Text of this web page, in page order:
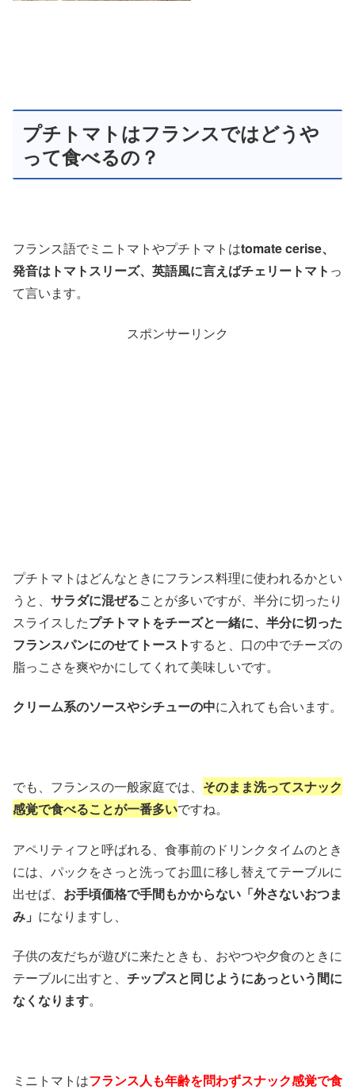
プチトマトはフランスではどうや
って食べるの？
フランス語でミニトマトやプチトマトはtomate cerise、
発音はトマトスリーズ、英語風に言えばチェリートマト っ
て言います。
スポンサーリンク
プチトマトはどんなときにフランス料理に使われるかとい
うと、 サラダに混ぜることが多いですが、半分に切ったり
スライスしたプチトマトをチーズと一緒に、半分に切った
フランスパンにのせてトーストすると、口の中でチーズの
脂っこさを爽やかにしてくれて美味しいです。
クリーム系のソースやシチューの中に入れても合います。
でも、フランスの一般家庭では、 そのまま洗ってスナック
感覚で食べることが一番多いですね。
アペリティフと呼ばれる、食事前のドリンクタイムのとき
には、パックをさっと洗ってお皿に移し替えてテーブルに
出せば、 お手頃価格で手間もかからない「外さないおつま
み」 になりますし、
子供の友だちが遊びに来たときも、おやつや夕食のときに
テーブルに出すと、 チップスと同じようにあっという間に
なくなります。
ミニトマトはフランス人も年齢を問わずスナック感覚で食